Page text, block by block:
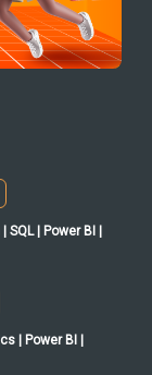
SQL | Power BI |
| Power BI |